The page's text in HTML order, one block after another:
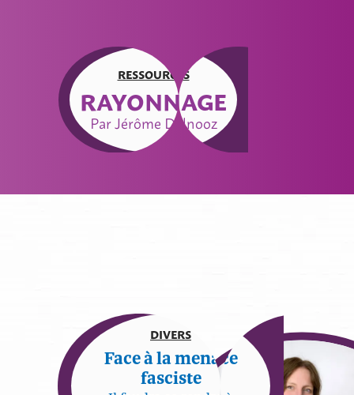
RESSOURCES
RAYONNAGE
Par Jérôme Delnooz
Hors dossier
DIVERS
Face à la menace
fasciste